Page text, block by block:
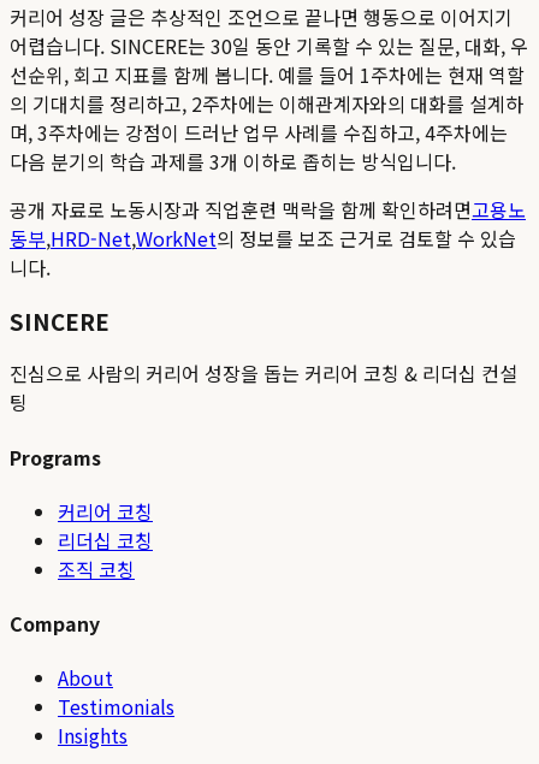
커리어 성장 글은 추상적인 조언으로 끝나면 행동으로 이어지기
어렵습니다. SINCERE는 30일 동안 기록할 수 있는 질문, 대화, 우
선순위, 회고 지표를 함께 봅니다. 예를 들어 1주차에는 현재 역할
의 기대치를 정리하고, 2주차에는 이해관계자와의 대화를 설계하
며, 3주차에는 강점이 드러난 업무 사례를 수집하고, 4주차에는
다음 분기의 학습 과제를 3개 이하로 좁히는 방식입니다.
공개 자료로 노동시장과 직업훈련 맥락을 함께 확인하려면고용노
동부,HRD-Net,WorkNet의 정보를 보조 근거로 검토할 수 있습
니다.
SINCERE
진심으로 사람의 커리어 성장을 돕는 커리어 코칭 & 리더십 컨설
팅
Programs
커리어 코칭
리더십 코칭
조직 코칭
Company
About
Testimonials
Insights